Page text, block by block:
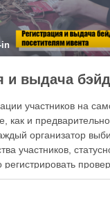
in
участников на
как и
организатор
участников,
вручную, более